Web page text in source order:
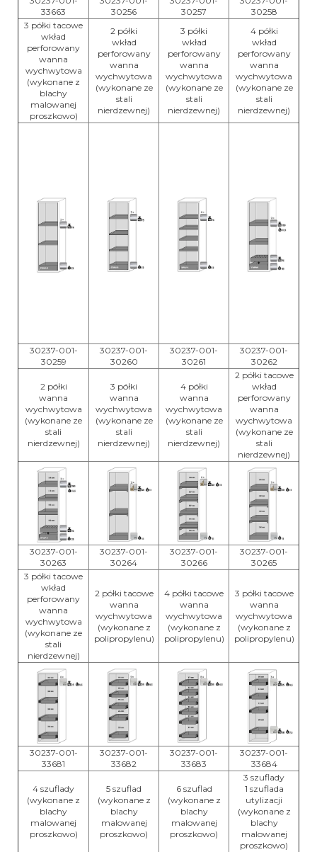
33663
30256
30257
30258
3 półki tacowe
wkład
perforowany
wanna
wychwytowa
(wykonane z
blachy
malowanej
proszkowo)
2 półki
wkład
perforowany
wanna
wychwytowa
(wykonane ze
stali
nierdzewnej)
3 półki
wkład
perforowany
wanna
wychwytowa
(wykonane ze
stali
nierdzewnej)
4 półki
wkład
perforowany
wanna
wychwytowa
(wykonane ze
stali
nierdzewnej)
30237-001-
30259
30237-001-
30260
30237-001-
30261
30237-001-
30262
2 półki
wanna
wychwytowa
(wykonane ze
stali
nierdzewnej)
3 półki
wanna
wychwytowa
(wykonane ze
stali
nierdzewnej)
4 półki
wanna
wychwytowa
(wykonane ze
stali
nierdzewnej)
2 półki tacowe
wkład
perforowany
wanna
wychwytowa
(wykonane ze
stali
nierdzewnej)
30237-001-
30263
30237-001-
30264
30237-001-
30266
30237-001-
30265
3 półki tacowe
wkład
perforowany
wanna
wychwytowa
(wykonane ze
stali
nierdzewnej)
2 półki tacowe
wanna
wychwytowa
(wykonane z
polipropylenu)
4 półki tacowe
wanna
wychwytowa
(wykonane z
polipropylenu)
3 półki tacowe
wanna
wychwytowa
(wykonane z
polipropylenu)
30237-001-
33681
30237-001-
33682
30237-001-
33683
30237-001-
33684
4 szuflady
(wykonane z
blachy
malowanej
proszkowo)
5 szuflad
(wykonane z
blachy
malowanej
proszkowo)
6 szuflad
(wykonane z
blachy
malowanej
proszkowo)
3 szuflady
1 szuflada
utylizacji
(wykonane z
blachy
malowanej
proszkowo)